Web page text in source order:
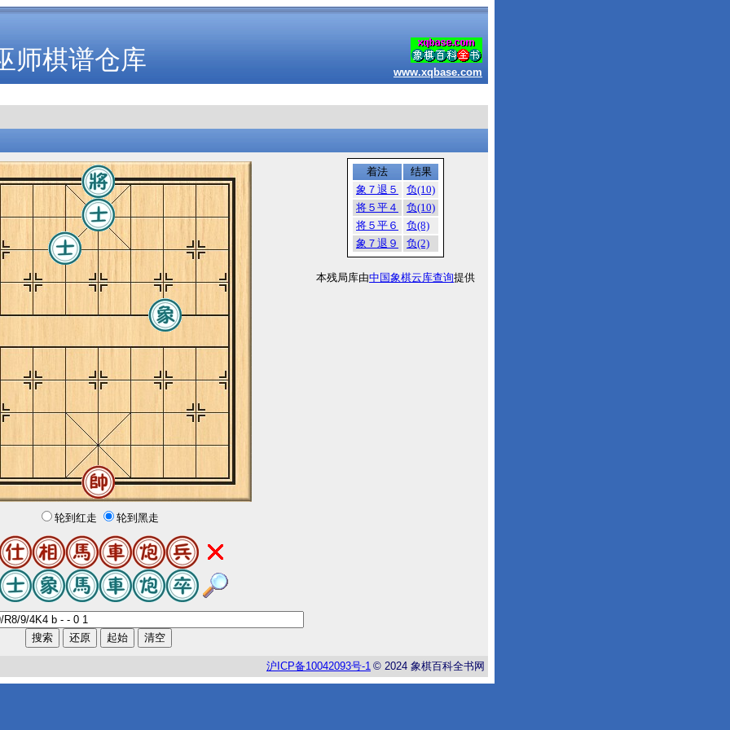
师棋谱仓库 www.xqbase.com
轮到红走 轮到黑走
着法
结果
象７退５
负(10)
将５平４
负(10)
将５平６
负(8)
象７退９
负(2)
本残局库由中国象棋云库查询提供
沪 ICP备10042093号-1 © 2024 象棋百科全书网